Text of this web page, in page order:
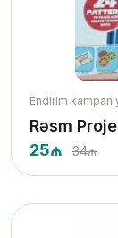
Endirim
Rəsm
25₼
34₼